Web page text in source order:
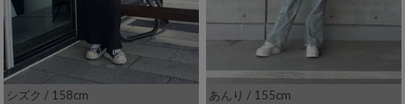
シズク / 158cm あんり / 155cm